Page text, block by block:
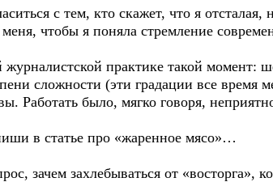
с тем, кто скажет, что я
меня, чтобы я поняла стремление
практике такой
сложности (эти градации все время
Работать было, мягко говоря,
в статье про «жаренное мясо»…
зачем захлебываться от «восторга»,